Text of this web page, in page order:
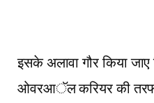
इसके अलावा गौर किया
ओवरआॅल करियर की